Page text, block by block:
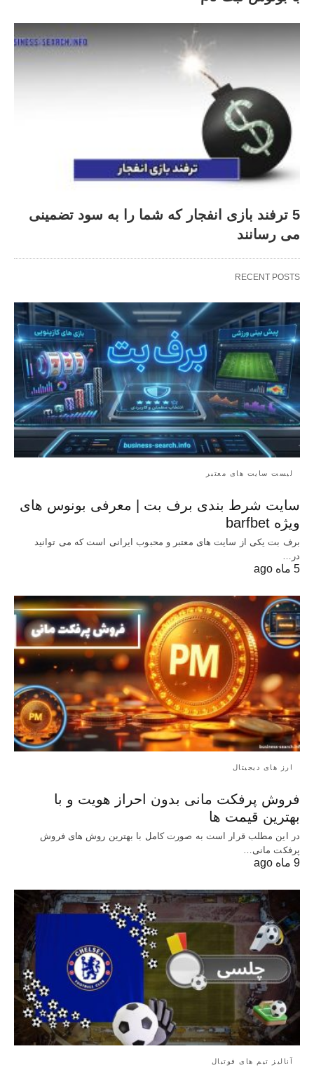
5 ترفند بازی انفجار که شما را به سود تضمینی
می رسانند
RECENT POSTS
لیست سایت های معتبر
سایت شرط بندی برف بت | معرفی بونوس‌ های
ویژه barfbet
برف بت یکی از سایت های معتبر و محبوب ایرانی است که می توانید
در…
5 ماه ago
ارز های دیجیتال
فروش پرفکت مانی بدون احراز هویت و با
بهترین قیمت ها
در این مطلب قرار است به صورت کامل با بهترین روش‌ های فروش
پرفکت مانی…
9 ماه ago
آنالیز تیم های فوتبال